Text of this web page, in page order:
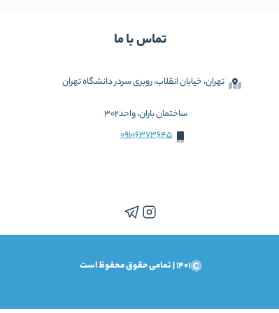
تماس با ما
تهران، خیابان انقلاب، روبری سردر دانشگاه تهران
ساختمان باران، واحد302
09106373645
1401 | تمامی حقوق محفوظ است